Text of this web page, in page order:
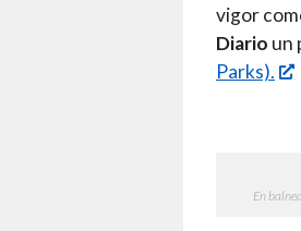
vigor
Diario un
Parks).
En